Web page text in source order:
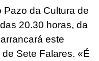
da Cultura de
20.30 horas, da
arrancará este
Sete Falares. «É